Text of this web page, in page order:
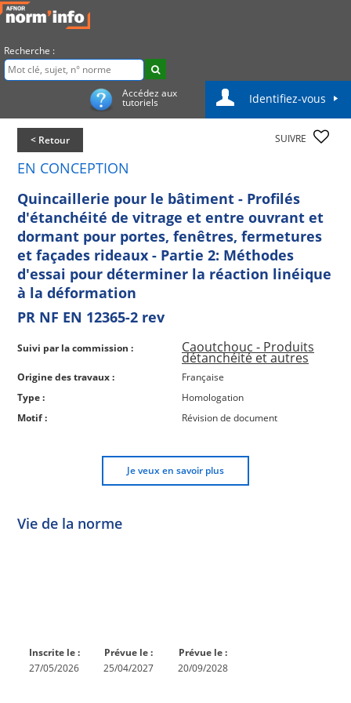
Recherche :
Accédez aux
tutoriels Identifiez-vous
< Retour SUIVRE
EN CONCEPTION
Quincaillerie pour le bâtiment - Profilés
d'étanchéité de vitrage et entre ouvrant et
dormant pour portes, fenêtres, fermetures
et façades rideaux - Partie 2: Méthodes
d'essai pour déterminer la réaction linéique
à la déformation
PR NF EN 12365-2 rev
Suivi par la commission : Caoutchouc - Produits
détanchéité et autres
Origine des travaux :
Française
Type :
Homologation
Motif :
Révision de document
Je veux en savoir plus
Vie de la norme
Inscrite le :
27/05/2026
Prévue le :
25/04/2027
Prévue le :
20/09/2028